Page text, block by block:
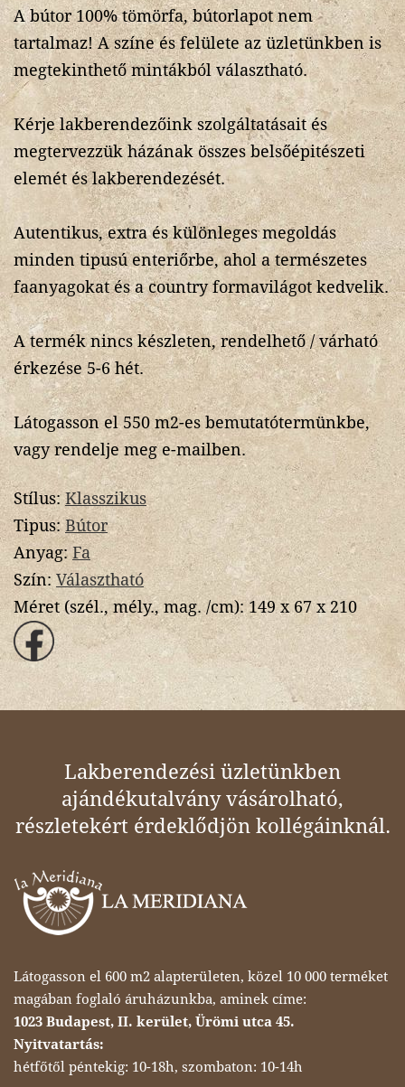
A bútor 100% tömörfa, bútorlapot nem
tartalmaz! A színe és felülete az üzletünkben is
megtekinthető mintákból választható.
Kérje lakberendezőink szolgáltatásait és
megtervezzük házának összes belsőépitészeti
elemét és lakberendezését.
Autentikus, extra és különleges megoldás
minden tipusú enteriőrbe, ahol a természetes
faanyagokat és a country formavilágot kedvelik.
A termék nincs készleten, rendelhető / várható
érkezése 5-6 hét.
Látogasson el 550 m2-es bemutatótermünkbe,
vagy rendelje meg e-mailben.
Stílus:Klasszikus
Tipus:Bútor
Anyag:Fa
Szín: Választható
Méret (szél., mély., mag. /cm): 149 x 67 x 210
Lakberendezési üzletünkben
ajándékutalvány vásárolható,
részletekért érdeklődjön kollégáinknál.
Látogasson el 600 m2 alapterületen, közel 10 000 terméket
magában foglaló áruházunkba, aminek címe:
1023 Budapest, II. kerület, Ürömi utca 45.
Nyitvatartás:
hétfőtől péntekig: 10-18h, szombaton: 10-14h